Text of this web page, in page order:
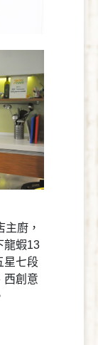
廚，
龍蝦13
星七段
西創意